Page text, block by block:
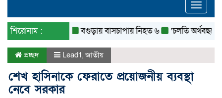
Toggle
শিরোনাম : বগুড়ায় বাসচাপায় নিহত ৬ ‘চলতি অর্থবছরেই
প্রচ্ছদ Lead1,জাতীয়
শেখ হাসিনাকে ফেরাতে প্রয়োজনীয় ব্যবস্থা
নেবে সরকার